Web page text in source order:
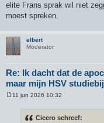
elite Frans sprak wil niet
moest spreken.
elbert
Moderator
Re: Ik dacht dat de
maar mijn HSV
11 jun 2026 10:32
Cicero schreef: